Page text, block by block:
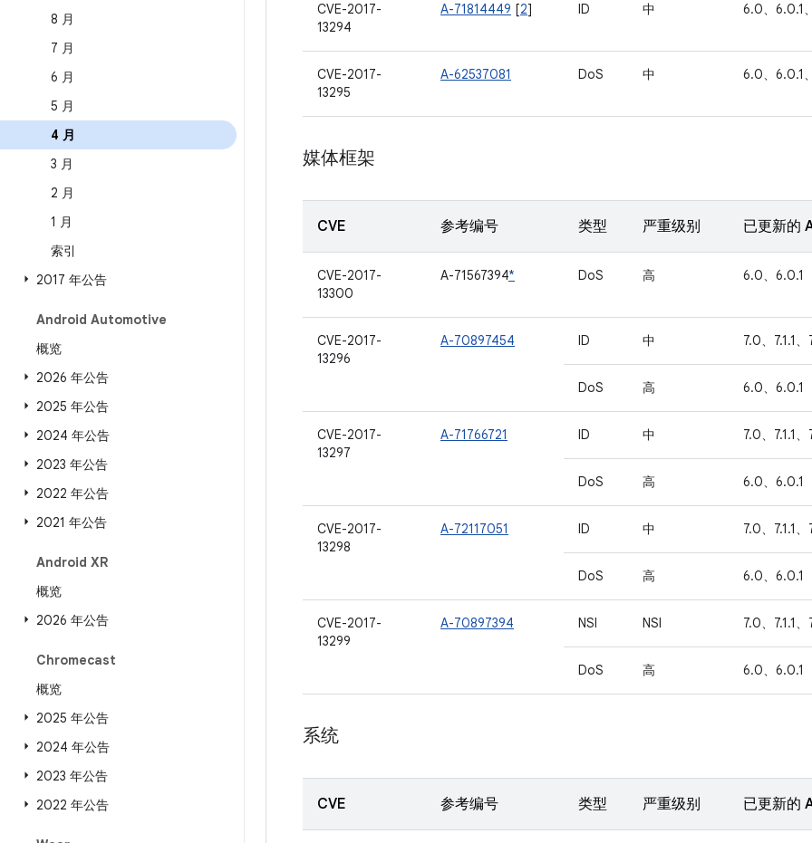
8 月
7 月
6 月
5 月
4 月
3 月
2 月
1 月
索引
2017 年公告
Android Automotive
概览
2026 年公告
2025 年公告
2024 年公告
2023 年公告
2022 年公告
2021 年公告
Android XR
概览
2026 年公告
Chromecast
概览
2025 年公告
2024 年公告
2023 年公告
2022 年公告
CVE-2017-
13294
A-71814449 [2] ID 中 6.0、6.0.1
CVE-2017-
13295
A-62537081 DoS 中 6.0、6.0.1
媒体框架
CVE 参考编号 类型 严重级别 已更新的
CVE-2017-
13300
A-71567394* DoS 高 6.0、6.0.1
CVE-2017-
13296
A-70897454 ID 中 7.0、7.1.1
DoS 高 6.0、6.0.1
CVE-2017-
13297
A-71766721 ID 中 7.0、7.1.1
DoS 高 6.0、6.0.1
CVE-2017-
13298
A-72117051 ID 中 7.0、7.1.1
DoS 高 6.0、6.0.1
CVE-2017-
13299
A-70897394 NSI NSI 7.0、7.1.1
DoS 高 6.0、6.0.1
系统
CVE 参考编号 类型 严重级别 已更新的